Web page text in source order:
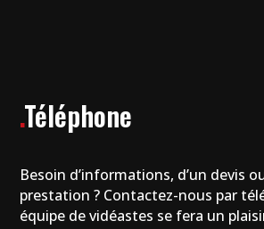
.Téléphone
Besoin d’informations, d’un devis
prestation ? Contactez-nous par
équipe de vidéastes se fera un